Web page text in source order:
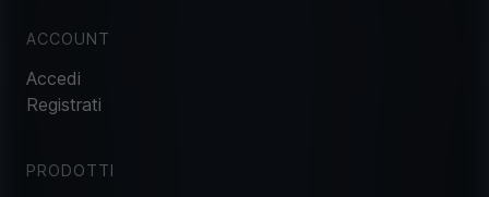
ACCOUNT
Accedi
Registrati
PRODOTTI